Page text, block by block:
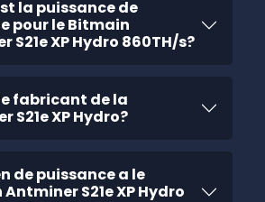
la puissance de
pour le Bitmain
S21e XP Hydro 860TH/s?
fabricant de la
S21e XP Hydro?
de puissance a le
S21e XP Hydro